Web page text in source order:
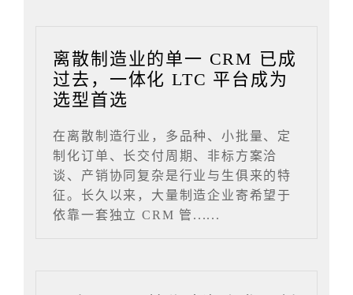
离散制造业的单一 CRM 已成
过去，一体化 LTC 平台成为
选型首选
在离散制造行业，多品种、小批量、定
制化订单、长交付周期、非标方案洽
谈、产销协同复杂是行业与生俱来的特
征。长久以来，大量制造企业寄希望于
依靠一套独立 CRM 管......